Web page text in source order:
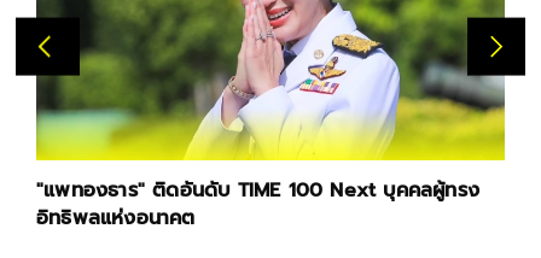
"แพทองธาร" ติดอันดับ TIME 100 Next บุคคลผู้ทรง
อิทธิพลแห่งอนาคต